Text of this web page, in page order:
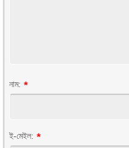
নাম: *
ই-মেইল: *